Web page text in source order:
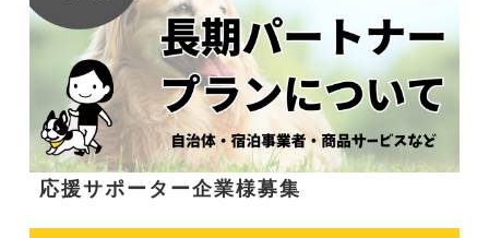
応援サポーター企業様募集